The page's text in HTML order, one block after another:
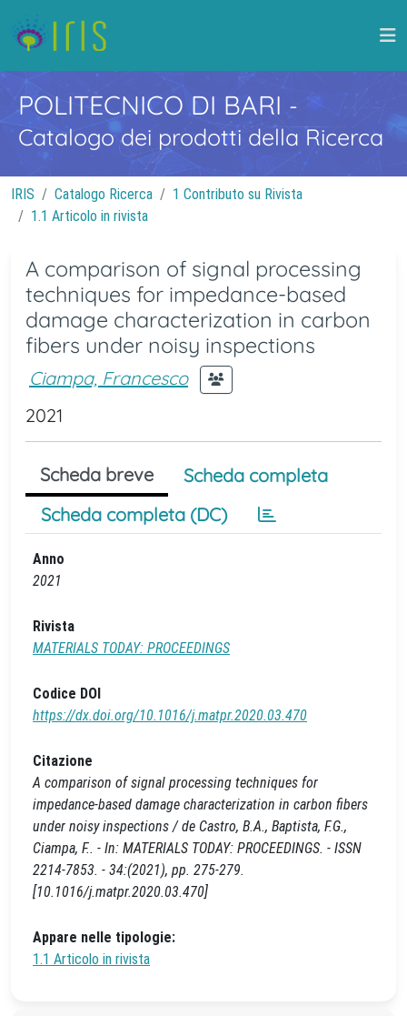
POLITECNICO DI BARI -
Catalogo dei prodotti della Ricerca
IRIS Catalogo Ricerca
1 Contributo su Rivista
1.1 Articolo in rivista
A comparison of signal processing
techniques for impedance-based
damage characterization in carbon
fibers under noisy inspections
Ciampa, Francesco
2021
Scheda breve
Scheda completa
Scheda completa (DC)
Anno
2021
Rivista
MATERIALS TODAY: PROCEEDINGS
Codice DOI
https://dx.doi.org/10.1016/j.matpr.2020.03.470
Citazione
A comparison of signal processing techniques for
impedance-based damage characterization in carbon fibers
under noisy inspections / de Castro, B.A., Baptista, F.G.,
Ciampa, F.. - In: MATERIALS TODAY: PROCEEDINGS. - ISSN
2214-7853. - 34:(2021), pp. 275-279.
[10.1016/j.matpr.2020.03.470]
Appare nelle tipologie:
1.1 Articolo in rivista